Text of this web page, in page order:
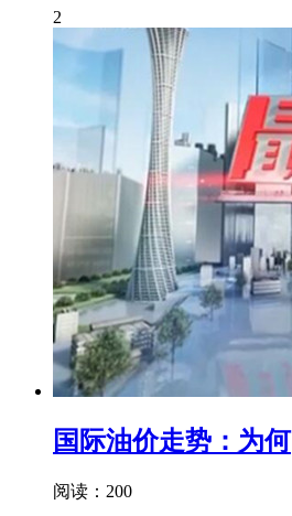
2
国际油价走势：为何
阅读：200